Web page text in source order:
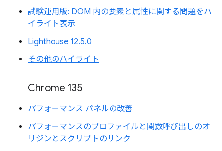
試験運用版: DOM 内の要素と属性に関する問題をハ
イライト表示
Lighthouse 12.5.0
その他のハイライト
Chrome 135
パフォーマンス パネルの改善
パフォーマンスのプロファイルと関数呼び出しのオ
リジンとスクリプトのリンク